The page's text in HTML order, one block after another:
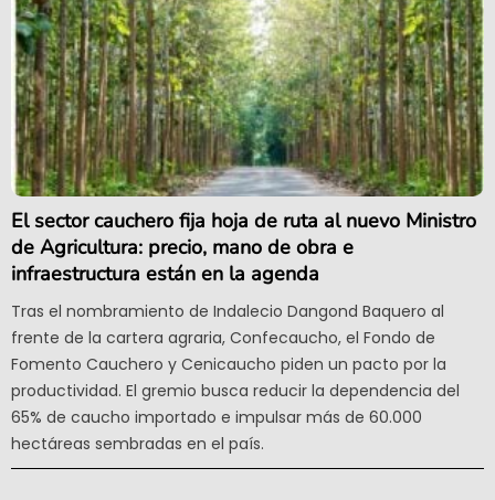
El sector cauchero fija hoja de ruta al nuevo Ministro
de Agricultura: precio, mano de obra e
infraestructura están en la agenda
Tras el nombramiento de Indalecio Dangond Baquero al
frente de la cartera agraria, Confecaucho, el Fondo de
Fomento Cauchero y Cenicaucho piden un pacto por la
productividad. El gremio busca reducir la dependencia del
65% de caucho importado e impulsar más de 60.000
hectáreas sembradas en el país.